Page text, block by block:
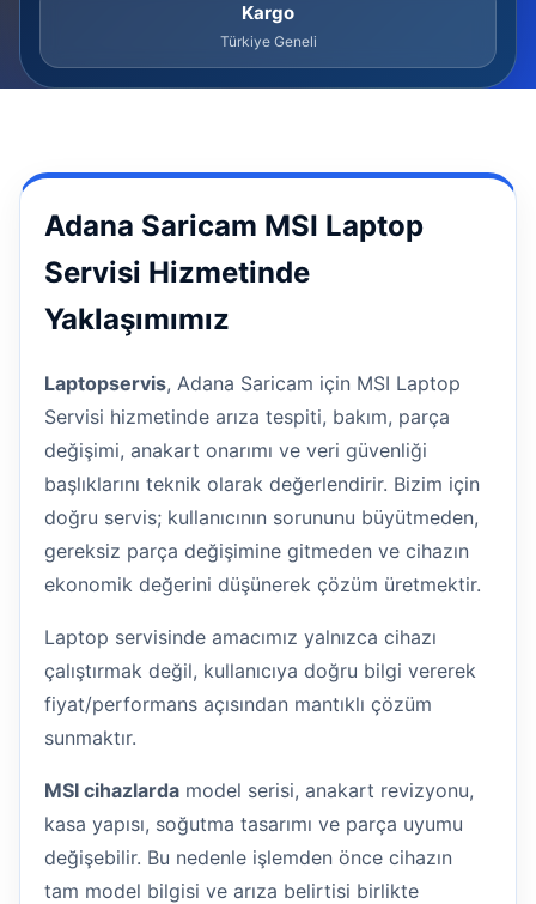
Kargo
Türkiye Geneli
Adana Saricam MSI Laptop
Servisi Hizmetinde
Yaklaşımımız
Laptopservis, Adana Saricam için MSI Laptop
Servisi hizmetinde arıza tespiti, bakım, parça
değişimi, anakart onarımı ve veri güvenliği
başlıklarını teknik olarak değerlendirir. Bizim için
doğru servis; kullanıcının sorununu büyütmeden,
gereksiz parça değişimine gitmeden ve cihazın
ekonomik değerini düşünerek çözüm üretmektir.
Laptop servisinde amacımız yalnızca cihazı
çalıştırmak değil, kullanıcıya doğru bilgi vererek
fiyat/performans açısından mantıklı çözüm
sunmaktır.
MSI cihazlarda model serisi, anakart revizyonu,
kasa yapısı, soğutma tasarımı ve parça uyumu
değişebilir. Bu nedenle işlemden önce cihazın
tam model bilgisi ve arıza belirtisi birlikte